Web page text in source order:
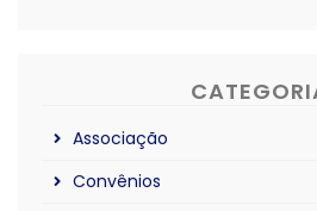
Associação
Convênios